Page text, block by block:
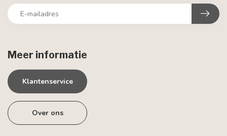
Meer informatie
Klantenservice
Over ons